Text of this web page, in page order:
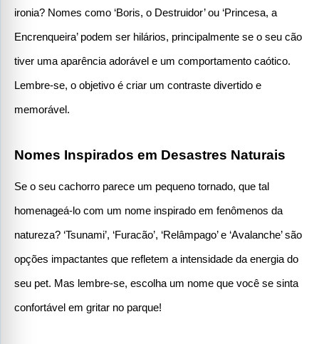
ironia? Nomes como ‘Boris, o Destruidor’ ou ‘Princesa, a
Encrenqueira’ podem ser hilários, principalmente se o seu cão
tiver uma aparência adorável e um comportamento caótico.
Lembre-se, o objetivo é criar um contraste divertido e
memorável.
Nomes Inspirados em Desastres Naturais
Se o seu cachorro parece um pequeno tornado, que tal
homenageá-lo com um nome inspirado em fenômenos da
natureza? ‘Tsunami’, ‘Furacão’, ‘Relâmpago’ e ‘Avalanche’ são
opções impactantes que refletem a intensidade da energia do
seu pet. Mas lembre-se, escolha um nome que você se sinta
confortável em gritar no parque!